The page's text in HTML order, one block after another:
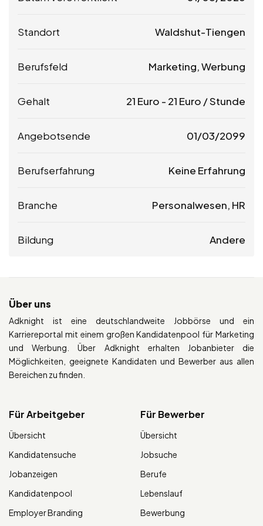
Standort Waldshut-Tiengen
Berufsfeld Marketing, Werbung
Gehalt 21 Euro - 21 Euro / Stunde
Angebotsende 01/03/2099
Berufserfahrung Keine Erfahrung
Branche Personalwesen, HR
Bildung Andere
Über uns
Adknight ist eine deutschlandweite Jobbörse und ein
Karriereportal mit einem großen Kandidatenpool für Marketing
und Werbung. Über Adknight erhalten Jobanbieter die
Möglichkeiten, geeignete Kandidaten und Bewerber aus allen
Bereichen zu finden.
Für Arbeitgeber
Übersicht
Kandidatensuche
Jobanzeigen
Kandidatenpool
Employer Branding
Für Bewerber
Übersicht
Jobsuche
Berufe
Lebenslauf
Bewerbung